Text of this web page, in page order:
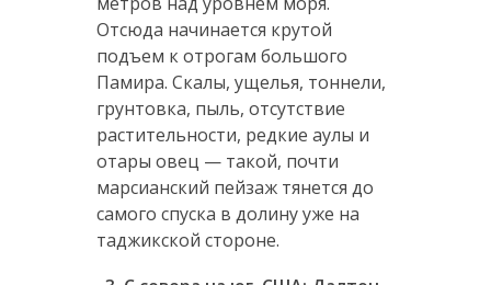
Отсюда начинается крутой
подъем к отрогам большого
Памира. Скалы, ущелья, тоннели,
грунтовка, пыль, отсутствие
растительности, редкие аулы и
отары овец — такой, почти
марсианский пейзаж тянется до
самого спуска в долину уже на
таджикской стороне.